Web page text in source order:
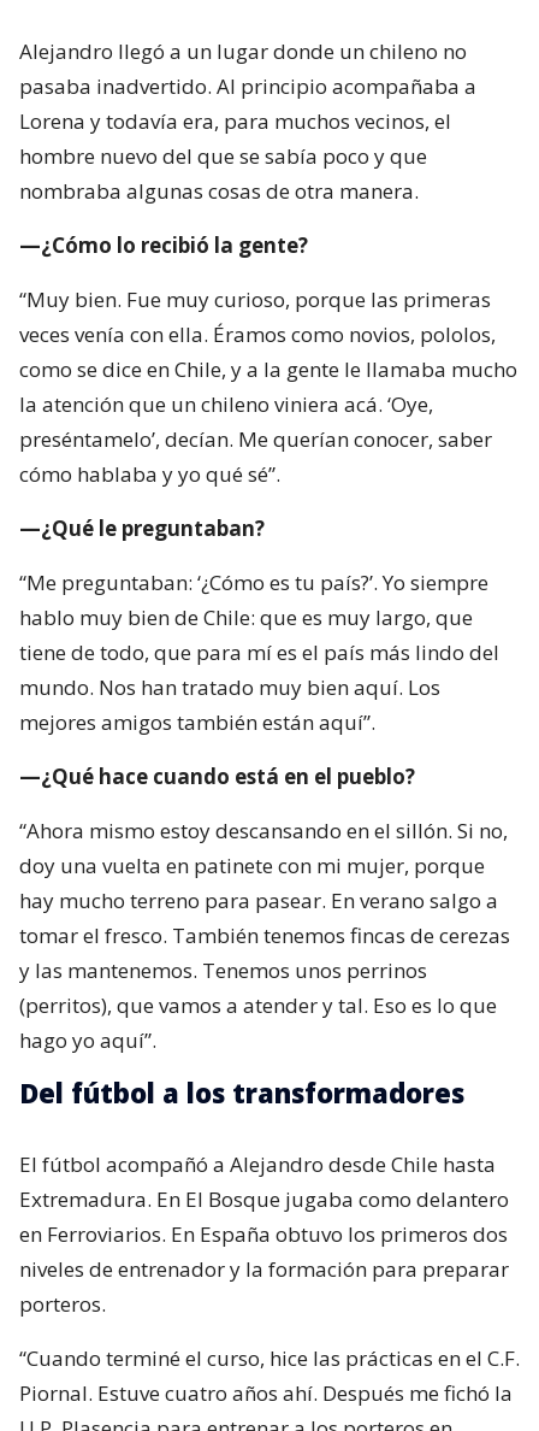
Alejandro llegó a un lugar donde un chileno no
pasaba inadvertido. Al principio acompañaba a
Lorena y todavía era, para muchos vecinos, el
hombre nuevo del que se sabía poco y que
nombraba algunas cosas de otra manera.
—¿Cómo lo recibió la gente?
“Muy bien. Fue muy curioso, porque las primeras
veces venía con ella. Éramos como novios, pololos,
como se dice en Chile, y a la gente le llamaba mucho
la atención que un chileno viniera acá. ‘Oye,
preséntamelo’, decían. Me querían conocer, saber
cómo hablaba y yo qué sé”.
—¿Qué le preguntaban?
“Me preguntaban: ‘¿Cómo es tu país?’. Yo siempre
hablo muy bien de Chile: que es muy largo, que
tiene de todo, que para mí es el país más lindo del
mundo. Nos han tratado muy bien aquí. Los
mejores amigos también están aquí”.
—¿Qué hace cuando está en el pueblo?
“Ahora mismo estoy descansando en el sillón. Si no,
doy una vuelta en patinete con mi mujer, porque
hay mucho terreno para pasear. En verano salgo a
tomar el fresco. También tenemos fincas de cerezas
y las mantenemos. Tenemos unos perrinos
(perritos), que vamos a atender y tal. Eso es lo que
hago yo aquí”.
Del fútbol a los transformadores
El fútbol acompañó a Alejandro desde Chile hasta
Extremadura. En El Bosque jugaba como delantero
en Ferroviarios. En España obtuvo los primeros dos
niveles de entrenador y la formación para preparar
porteros.
“Cuando terminé el curso, hice las prácticas en el C.F.
Piornal. Estuve cuatro años ahí. Después me fichó la